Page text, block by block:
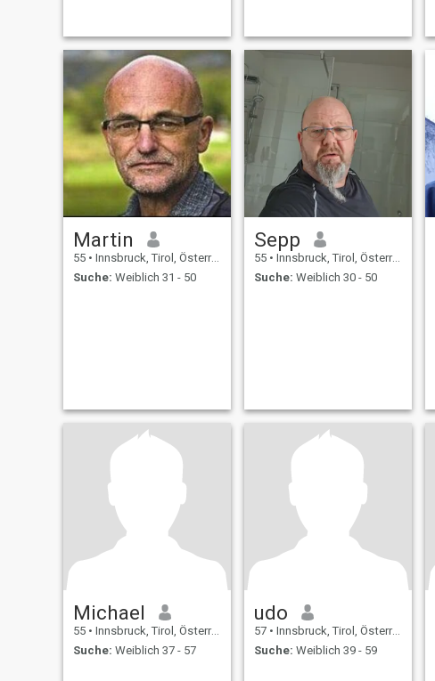
Martin
55 • Innsbruck, Tirol, Österreich
Suche: Weiblich 31 - 50
Sepp
55 • Innsbruck, Tirol, Österreich
Suche: Weiblich 30 - 50
Michael
55 • Innsbruck, Tirol, Österreich
Suche: Weiblich 37 - 57
udo
57 • Innsbruck, Tirol, Österreich
Suche: Weiblich 39 - 59